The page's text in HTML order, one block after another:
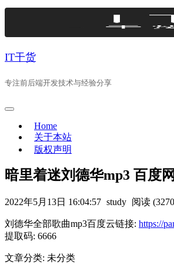
Skip
IT干货
专注前后端开发技术与经验分享
Home
关于本站
版权声明
暗里着迷刘德华mp3 百度
2022年5月13日 16:04:57 study 阅读
刘德华全部歌曲mp3百度云链接: https://
提取码: 6666
文章分类: 未分类